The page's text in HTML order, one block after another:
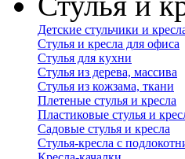
Детские стульчики и
Стулья и кресла для офиса
Стулья для кухни
Стулья из дерева, массива
Стулья из кожзама, ткани
Плетеные стулья и кресла
Пластиковые стулья и
Садовые стулья и кресла
Стулья-кресла с